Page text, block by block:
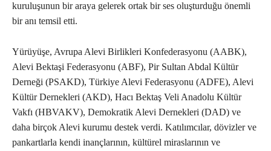
kuruluşunun bir araya gelerek ortak bir ses oluşturduğu önemli
bir anı temsil etti.
Yürüyüşe, Avrupa Alevi Birlikleri Konfederasyonu (AABK),
Alevi Bektaşi Federasyonu (ABF), Pir Sultan Abdal Kültür
Derneği (PSAKD), Türkiye Alevi Federasyonu (ADFE), Alevi
Kültür Dernekleri (AKD), Hacı Bektaş Veli Anadolu Kültür
Vakfı (HBVAKV), Demokratik Alevi Dernekleri (DAD) ve
daha birçok Alevi kurumu destek verdi. Katılımcılar, dövizler ve
pankartlarla kendi inançlarının, kültürel miraslarının ve